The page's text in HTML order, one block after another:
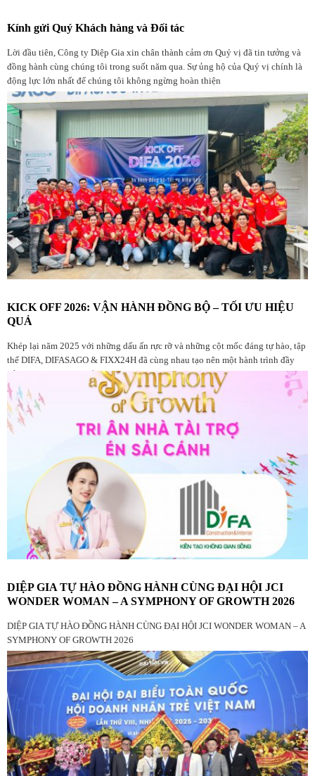
Kính gửi Quý Khách hàng và Đối tác
Lời đầu tiên, Công ty Diệp Gia xin chân thành cảm ơn Quý vị đã tin tưởng và
đồng hành cùng chúng tôi trong suốt năm qua. Sự ủng hộ của Quý vị chính là
động lực lớn nhất để chúng tôi không ngừng hoàn thiện
KICK OFF 2026: VẬN HÀNH ĐỒNG BỘ – TỐI ƯU HIỆU
QUẢ
Khép lại năm 2025 với những dấu ấn rực rỡ và những cột mốc đáng tự hào, tập
thể DIFA, DIFASAGO & FIXX24H đã cùng nhau tạo nên một hành trình đầy
bản lĩnh. Đây là dịp để chúng ta nhìn lại chặng đường đã qua, tri ân những
đóng góp bền bỉ và tâm huyết từ mọi thành viên trong đại gia đình Diệp Gia.
DIỆP GIA TỰ HÀO ĐỒNG HÀNH CÙNG ĐẠI HỘI JCI
WONDER WOMAN – A SYMPHONY OF GROWTH 2026
DIỆP GIA TỰ HÀO ĐỒNG HÀNH CÙNG ĐẠI HỘI JCI WONDER WOMAN – A
SYMPHONY OF GROWTH 2026